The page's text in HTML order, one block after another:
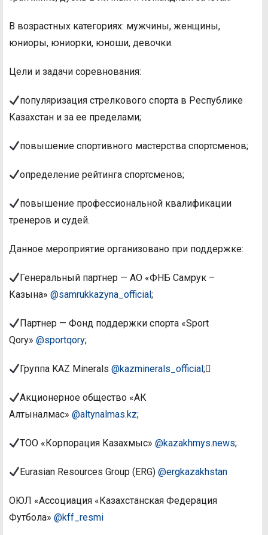
В возрастных категориях: мужчины, женщины,
юниоры, юниорки, юноши, девочки.
Цели и задачи соревнования:
популяризация стрелкового спорта в Республике
Казахстан и за ее пределами;
повышение спортивного мастерства спортсменов;
определение рейтинга спортсменов;
повышение профессиональной квалификации
тренеров и судей.
Данное мероприятие организовано при поддержке:
Генеральный партнер — АО «ФНБ Самрук –
Казына» @samrukkazyna_official ;
Партнер — Фонд поддержки спорта «Sport
Qory» @sportqory;
Группа KAZ Minerals@kazminerals_official;
Акционерное общество «АК
Алтыналмас» @altynalmas.kz;
ТОО «Корпорация Казахмыс»@kazakhmys.news;
Eurasian Resources Group (ERG)@ergkazakhstan
ОЮЛ «Ассоциация «Казахстанская Федерация
Футбола» @kff_resmi